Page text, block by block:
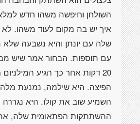
השולחן וחיפשה משהו חדש
איך יש בה מקום לעוד משהו.
שלה עם יונתן והיא נשבעה
עם תוספות. הבחור אמר שיש
20 דקות אחר כך הגיע
הפיצה. היא שילמה, נמנעת
השמיע שוב את קולו. היא
ההשתתקות הפתאומית שלה,